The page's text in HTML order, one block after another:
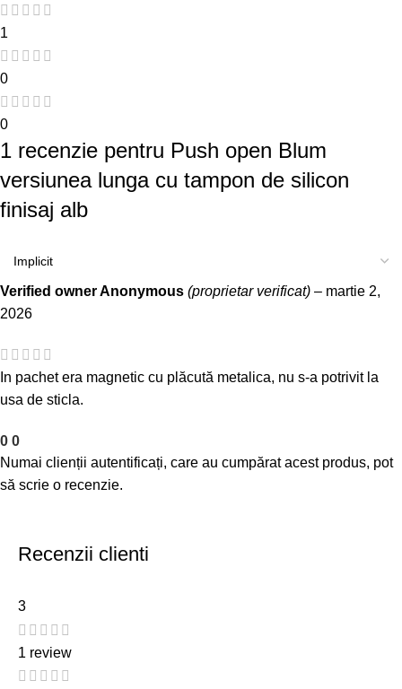
1
0
0
1 recenzie pentru Push open Blum
versiunea lunga cu tampon de silicon
finisaj alb
Verified ownerAnonymous (proprietar verificat) – martie 2,
2026
In pachet era magnetic cu plăcută metalica, nu s-a potrivit la
usa de sticla.
0 0
Numai clienții autentificați, care au cumpărat acest produs, pot
să scrie o recenzie.
Recenzii clienti
3
1 review